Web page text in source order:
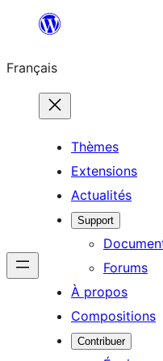
contenu
Français
Thèmes
Extensions
Actualités
Support
Forums
À propos
Compositions
Contribuer